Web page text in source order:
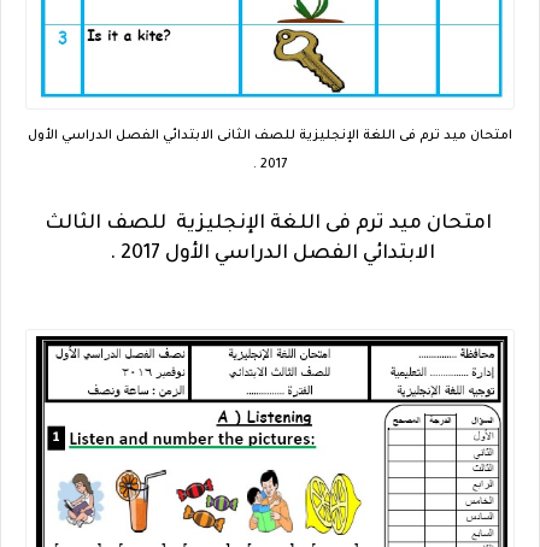
امتحان ميد ترم فى اللغة الإنجليزية للصف الثانى الابتدائي الفصل الدراسي الأول
2017 .
امتحان ميد ترم فى اللغة الإنجليزية للصف الثالث
الابتدائي الفصل الدراسي الأول 2017 .